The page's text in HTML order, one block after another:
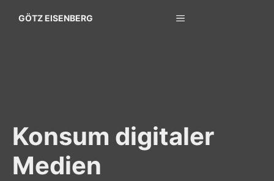
InhaltGÖTZ EISENBERG MENÜ
Konsum digitaler
Medien